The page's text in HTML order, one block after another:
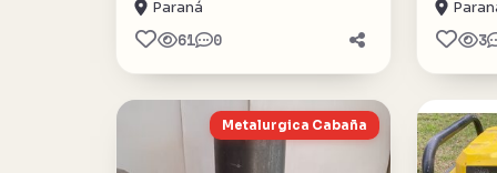
Paraná
61 0 3
Metalurgica Cabaña